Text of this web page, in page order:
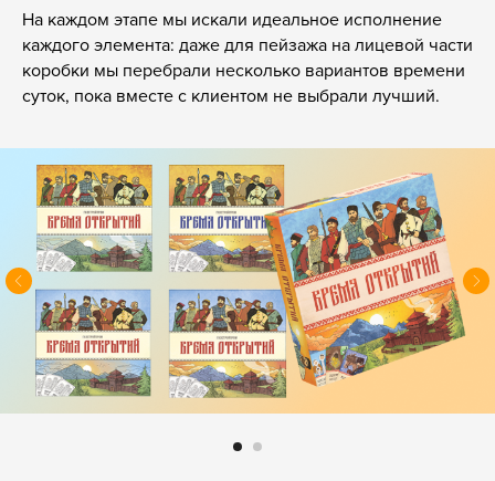
На каждом этапе мы искали идеальное исполнение
каждого элемента: даже для пейзажа на лицевой части
коробки мы перебрали несколько вариантов времени
суток, пока вместе с клиентом не выбрали лучший.